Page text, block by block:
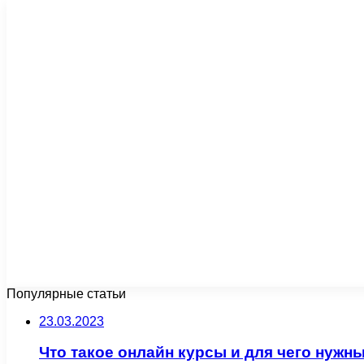
Популярные статьи
23.03.2023
Что такое онлайн курсы и для чего